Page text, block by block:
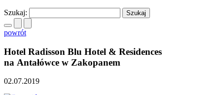
Szukaj:
powrót
Hotel Radisson Blu Hotel & Residences
na Antałówce w Zakopanem
02.07.2019